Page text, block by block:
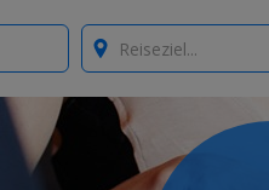
Where?